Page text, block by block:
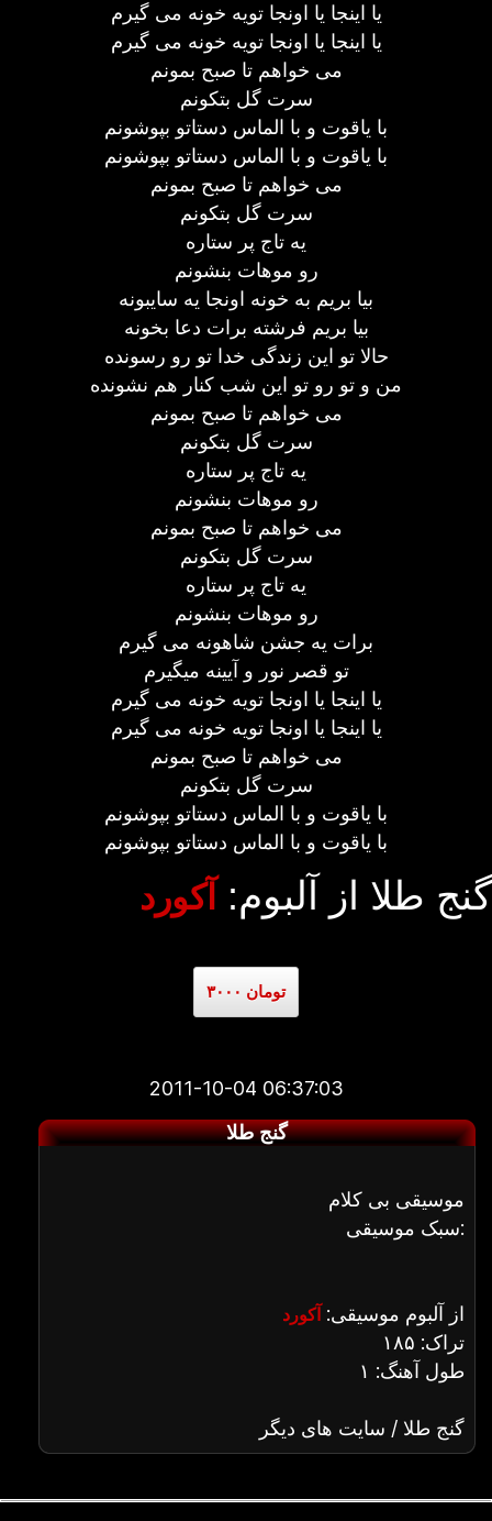
یا اینجا یا اونجا تویه خونه می گیرم
یا اینجا یا اونجا تویه خونه می گیرم
می خواهم تا صبح بمونم
سرت گل بتکونم
با یاقوت و با الماس دستاتو بپوشونم
با یاقوت و با الماس دستاتو بپوشونم
می خواهم تا صبح بمونم
سرت گل بتکونم
یه تاج پر ستاره
رو موهات بنشونم
بیا بریم به خونه اونجا یه سایبونه
بیا بریم فرشته برات دعا بخونه
حالا تو این زندگی خدا تو رو رسونده
من و تو رو تو این شب کنار هم نشونده
می خواهم تا صبح بمونم
سرت گل بتکونم
یه تاج پر ستاره
رو موهات بنشونم
می خواهم تا صبح بمونم
سرت گل بتکونم
یه تاج پر ستاره
رو موهات بنشونم
برات یه جشن شاهونه می گیرم
تو قصر نور و آیینه میگیرم
یا اینجا یا اونجا تویه خونه می گیرم
یا اینجا یا اونجا تویه خونه می گیرم
می خواهم تا صبح بمونم
سرت گل بتکونم
با یاقوت و با الماس دستاتو بپوشونم
با یاقوت و با الماس دستاتو بپوشونم
گنج طلا از آلبوم: آکورد
۳۰۰۰ تومان
2011-10-04 06:37:03
گنج طلا
موسیقی بی کلام
سبک موسیقی:
از آلبوم موسیقی: آکورد
تراک: ۱۸۵
طول آهنگ: ۱
گنج طلا / سایت های دیگر